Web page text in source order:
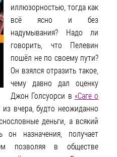
иллюзорностью, тогда как
всё ясно и без
надумывания? Надо ли
говорить, что Пелевин
пошёл не по своему пути?
Он взялся отразить такое,
чему давно дал оценку
Джон Голсуорси в «Саге о
вчера, будто неожиданно
деньги, а всякий
он назначения, получает
позволяя в обществе